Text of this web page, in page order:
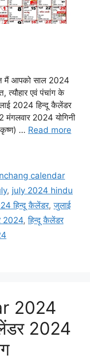
मैं आपको साल 2024
त्यौहार एवं पंचांग के
2024 हिन्दू कैलेंडर
मंगलवार 2024 योगिनी
… Read more
calendar
, july 2024 hindu
हिन्दू कैलेंडर,जुलाई
2024,हिन्दू कैलेंडर
2024
2024